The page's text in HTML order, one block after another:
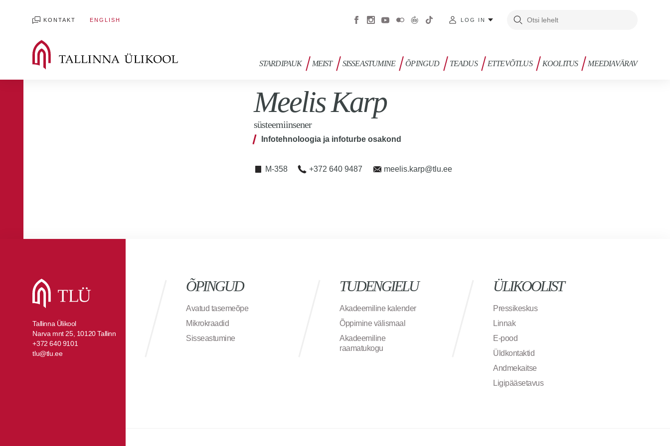
KONTAKT ENGLISH LOG IN
STARDIPAUK MEIST SISSEASTUMINE ÕPINGUD TEADUS ETTEVÕTLUS KOOLITUS MEEDIAVÄRAV
Meelis Karp
süsteemiinsener
Infotehnoloogia ja infoturbe osakond
M-358 +372 640 9487 meelis.karp@tlu.ee
Tallinna Ülikool
Narva mnt 25, 10120 Tallinn
+372 640 9101
tlu@tlu.ee
ÕPINGUD
Avatud tasemeõpe
Mikrokraadid
Sisseastumine
TUDENGIELU
Akadeemiline kalender
Õppimine välismaal
Akadeemiline
raamatukogu
ÜLIKOOLIST
Pressikeskus
Linnak
E-pood
Üldkontaktid
Andmekaitse
Ligipääsetavus